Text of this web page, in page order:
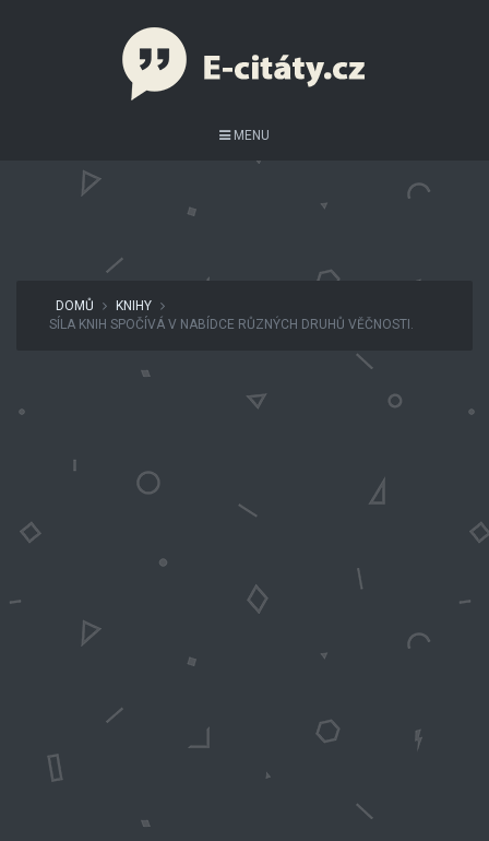
MENU
DOMŮ
KNIHY
SÍLA KNIH SPOČÍVÁ V NABÍDCE RŮZNÝCH DRUHŮ VĚČNOSTI.